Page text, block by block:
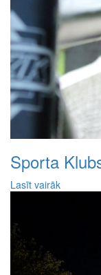
Sporta
Lasīt vairāk